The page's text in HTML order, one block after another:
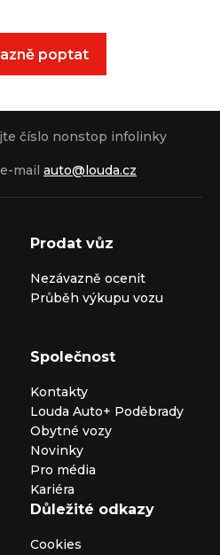
poptat
číslo nonstop infolinky
mail auto@louda.cz
Prodat vůz
Nezávazně ocenit
Průběh výkupu vozu
Společnost
Kontakty
Louda Auto+ Poděbrady
Obytné vozy
Novinky
Pro média
Kariéra
Důležité odkazy
Cookies